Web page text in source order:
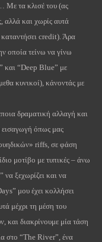
… Με τα κλισέ του (ας
αλλά και χωρίς αυτά
credit). Άρα
οποία τείνω να γίνω
” και “Deep Blue” με
κυνικοί), κάνοντάς με
δραματική αλλαγή και
όπως μας
riffs , σε φάση
μοτίβο με τυπικές – άνω
” να ξεχωρίζει και να
” μου έχει κολλήσει
μέχρι τη μέση του
και διακρίνουμε μία τάση
στο “The River”, ένα